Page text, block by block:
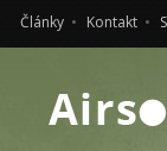
Články Kontakt